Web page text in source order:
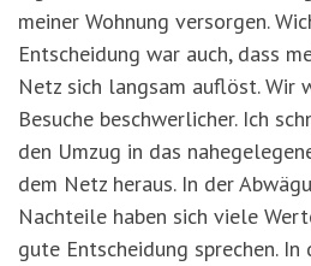
meiner Wohnung versorgen.
Entscheidung war auch, dass
Netz sich langsam auflöst. Wir
Besuche beschwerlicher. Ich
den Umzug in das
dem Netz heraus. In der
Nachteile haben sich viele
gute Entscheidung sprechen. In